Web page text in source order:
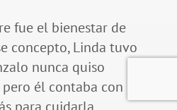
fue el bienestar de
concepto, Linda tuvo
nunca quiso
él contaba con el
para cuidarla,